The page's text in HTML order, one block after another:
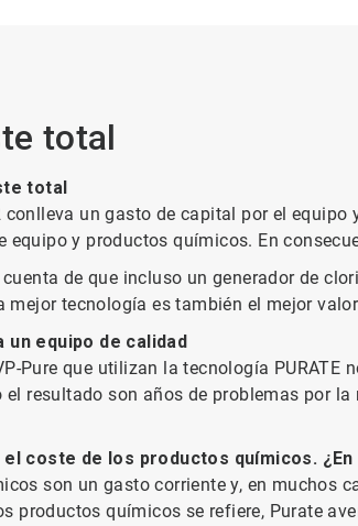
total
total
conlleva un gasto de capital por el
equipo y productos químicos. En
de que incluso un generador de
mejor tecnología es también el mejor
un equipo de calidad
Pure que utilizan la tecnología
el resultado son años de problemas por
coste de los productos químicos.
son un gasto corriente y, en muchos
productos químicos se refiere, Purate